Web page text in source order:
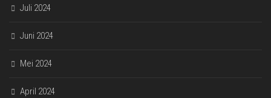
Juli 2024
Juni 2024
Mei 2024
April 2024